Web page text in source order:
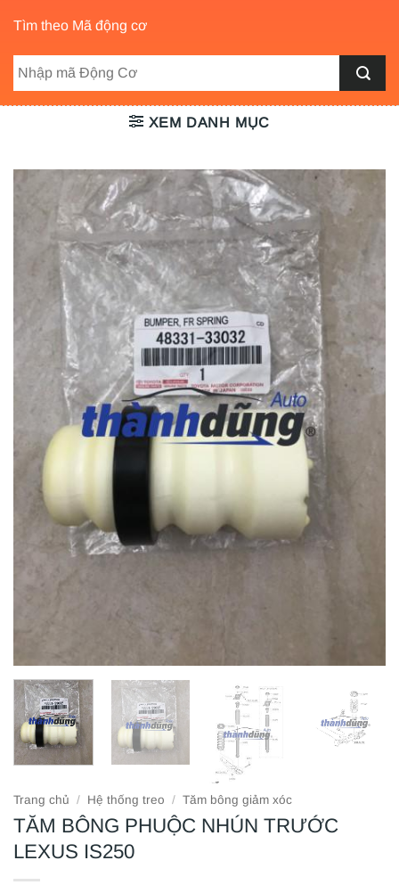
Tìm theo Mã động cơ
XEM DANH MỤC
Trang chủ / Hệ thống treo / Tăm bông giảm xóc
TĂM BÔNG PHUỘC NHÚN TRƯỚC
LEXUS IS250